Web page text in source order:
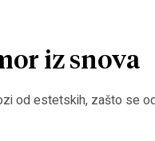
iz snova
od estetskih, zašto se